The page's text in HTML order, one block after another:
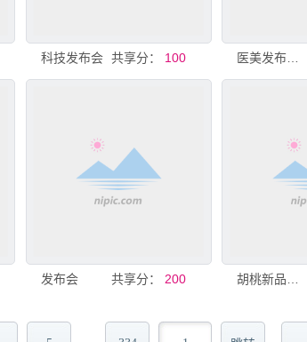
科技发布会 共享分： 100
发布会 共享分： 200